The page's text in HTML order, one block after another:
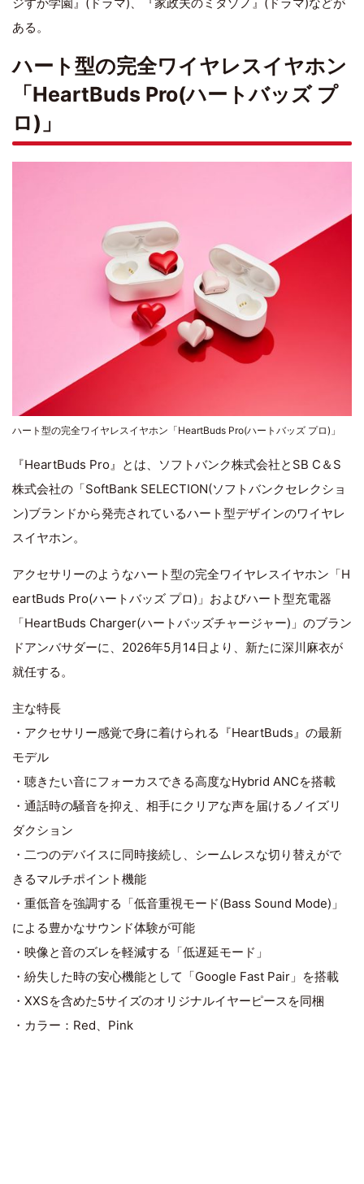
ある。
ハート型の完全ワイヤレスイヤホン
「HeartBuds Pro(ハートバッズ プ
ロ)」
ハート型の完全ワイヤレスイヤホン「HeartBuds Pro(ハートバッズ プロ)」
『HeartBuds Pro』とは、ソフトバンク株式会社とSB C＆S
株式会社の「SoftBank SELECTION(ソフトバンクセレクショ
ン)ブランドから発売されているハート型デザインのワイヤレ
スイヤホン。
アクセサリーのようなハート型の完全ワイヤレスイヤホン「H
eartBuds Pro(ハートバッズ プロ)」およびハート型充電器
「HeartBuds Charger(ハートバッズチャージャー)」のブラン
ドアンバサダーに、2026年5月14日より、新たに深川麻衣が
就任する。
主な特長
・アクセサリー感覚で身に着けられる『HeartBuds』の最新
モデル
・聴きたい音にフォーカスできる高度なHybrid ANCを搭載
・通話時の騒音を抑え、相手にクリアな声を届けるノイズリ
ダクション
・二つのデバイスに同時接続し、シームレスな切り替えがで
きるマルチポイント機能
・重低音を強調する「低音重視モード(Bass Sound Mode)」
による豊かなサウンド体験が可能
・映像と音のズレを軽減する「低遅延モード」
・紛失した時の安心機能として「Google Fast Pair」を搭載
・XXSを含めた5サイズのオリジナルイヤーピースを同梱
・カラー：Red、Pink